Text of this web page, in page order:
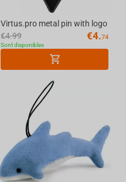
Virtus.pro metal pin with logo
€4.99 €4.74
Sont disponibles